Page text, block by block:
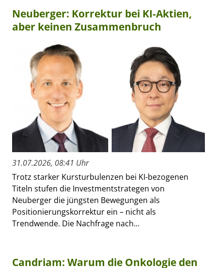
Neuberger: Korrektur bei KI-Aktien,
aber keinen Zusammenbruch
31.07.2026, 08:41 Uhr
Trotz starker Kursturbulenzen bei KI-bezogenen
Titeln stufen die Investmentstrategen von
Neuberger die jüngsten Bewegungen als
Positionierungskorrektur ein – nicht als
Trendwende. Die Nachfrage nach...
Candriam: Warum die Onkologie den